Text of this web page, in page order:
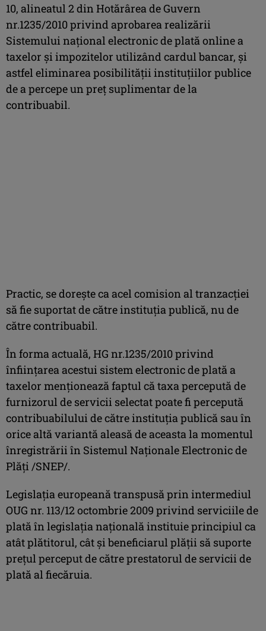
10, alineatul 2 din Hotărârea de Guvern
nr.1235/2010 privind aprobarea realizării
Sistemului naţional electronic de plată online a
taxelor şi impozitelor utilizând cardul bancar, şi
astfel eliminarea posibilităţii instituţiilor publice
de a percepe un preţ suplimentar de la
contribuabil.
Practic, se doreşte ca acel comision al tranzacţiei
să fie suportat de către instituţia publică, nu de
către contribuabil.
În forma actuală, HG nr.1235/2010 privind
înfiinţarea acestui sistem electronic de plată a
taxelor menţionează faptul că taxa percepută de
furnizorul de servicii selectat poate fi percepută
contribuabilului de către instituţia publică sau în
orice altă variantă aleasă de aceasta la momentul
înregistrării în Sistemul Naţionale Electronic de
Plăţi /SNEP/.
Legislaţia europeană transpusă prin intermediul
OUG nr. 113/12 octombrie 2009 privind serviciile de
plată în legislaţia naţională instituie principiul ca
atât plătitorul, cât şi beneficiarul plăţii să suporte
preţul perceput de către prestatorul de servicii de
plată al fiecăruia.